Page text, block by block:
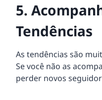
5.
Tendências
As tendências são
Se você não as
perder novos